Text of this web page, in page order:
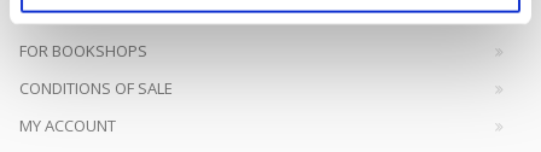
FOREIGN RIGHTS
FOR BOOKSHOPS
CONDITIONS OF SALE
MY ACCOUNT